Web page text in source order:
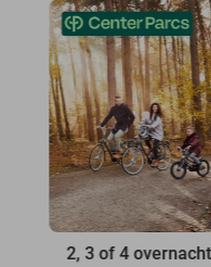
2, 3 of 4